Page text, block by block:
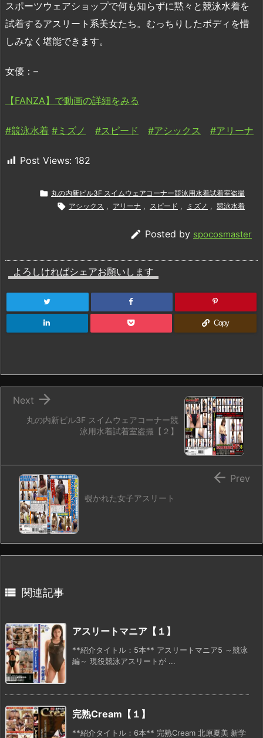
スポーツウェアショップで何も知らずに黙々と競泳水着を
試着するアスリート系美女たち。むっちりしたボディを惜
しみなく堪能できます。
女優：–
【FANZA】で動画の詳細をみる
#競泳水着 #ミズノ #スピード #アシックス #アリーナ
Post Views: 182
 丸の内新ビル3F スイムウェアコーナー競泳用水着試着室盗撮
 アシックス , アリーナ , スピード , ミズノ , 競泳水着
 Posted by spocosmaster
よろしければシェアお願いします
Copy
丸の内新ビル3F スイムウェアコーナー競
泳用水着試着室盗撮【２】

Next
覗かれた女子アスリート
 Prev
 関連記事
アスリートマニア【１】
**紹介タイトル：5本** アスリートマニア5 ～競泳
編～ 現役競泳アスリートが ...
完熟Cream【１】
**紹介タイトル：6本** 完熟Cream 北原夏美 新学